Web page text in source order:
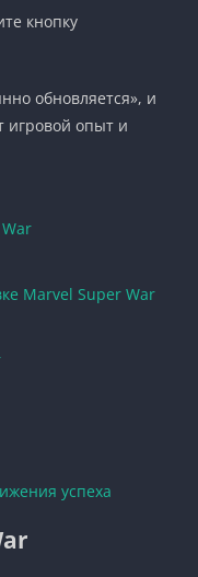
кнопку
обновляется», и
игровой опыт и
Marvel Super War
успеха